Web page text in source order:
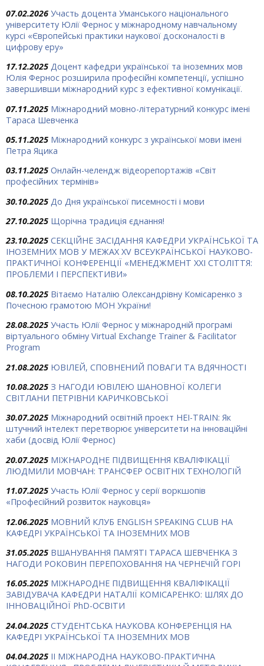
07.02.2026 Участь доцента Уманського національного
університету Юлії Фернос у міжнародному навчальному
курсі «Європейські практики наукової досконалості в
цифрову еру»
17.12.2025 Доцент кафедри української та іноземних мов
Юлія Фернос розширила професійні компетенції, успішно
завершивши міжнародний курс з ефективної комунікації.
07.11.2025 Міжнародний мовно-літературний конкурс імені
Тараса Шевченка
05.11.2025 Міжнародний конкурс з української мови імені
Петра Яцика
03.11.2025 Онлайн-челендж відеорепортажів «Світ
професійних термінів»
30.10.2025 До Дня української писемності і мови
27.10.2025 Щорічна традиція єднання!
23.10.2025 СЕКЦІЙНЕ ЗАСІДАННЯ КАФЕДРИ УКРАЇНСЬКОЇ ТА
ІНОЗЕМНИХ МОВ У МЕЖАХ ХV ВСЕУКРАЇНСЬКОЇ НАУКОВО-
ПРАКТИЧНОЇ КОНФЕРЕНЦІЇ «МЕНЕДЖМЕНТ XXI СТОЛІТТЯ:
ПРОБЛЕМИ І ПЕРСПЕКТИВИ»
08.10.2025 Вітаємо Наталію Олександрівну Комісаренко з
Почесною грамотою МОН України!
28.08.2025 Участь Юлії Фернос у міжнародній програмі
віртуального обміну Virtual Exchange Trainer & Facilitator
Program
21.08.2025 ЮВІЛЕЙ, СПОВНЕНИЙ ПОВАГИ ТА ВДЯЧНОСТІ
10.08.2025 З НАГОДИ ЮВІЛЕЮ ШАНОВНОЇ КОЛЕГИ
СВІТЛАНИ ПЕТРІВНИ КАРИЧКОВСЬКОЇ
30.07.2025 Міжнародний освітній проект HEI-TRAIN: Як
штучний інтелект перетворює університети на інноваційні
хаби (досвід Юлії Фернос)
20.07.2025 МІЖНАРОДНЕ ПІДВИЩЕННЯ КВАЛІФІКАЦІЇ
ЛЮДМИЛИ МОВЧАН: ТРАНСФЕР ОСВІТНІХ ТЕХНОЛОГІЙ
11.07.2025 Участь Юлії Фернос у серії воркшопів
«Професійний розвиток науковця»
12.06.2025 МОВНИЙ КЛУБ ENGLISH SPEAKING CLUB НА
КАФЕДРІ УКРАЇНСЬКОЇ ТА ІНОЗЕМНИХ МОВ
31.05.2025 ВШАНУВАННЯ ПАМ'ЯТІ ТАРАСА ШЕВЧЕНКА З
НАГОДИ РОКОВИН ПЕРЕПОХОВАННЯ НА ЧЕРНЕЧІЙ ГОРІ
16.05.2025 МІЖНАРОДНЕ ПІДВИЩЕННЯ КВАЛІФІКАЦІЇ
ЗАВІДУВАЧА КАФЕДРИ НАТАЛІЇ КОМІСАРЕНКО: ШЛЯХ ДО
ІННОВАЦІЙНОЇ PhD-ОСВІТИ
24.04.2025 СТУДЕНТСЬКА НАУКОВА КОНФЕРЕНЦІЯ НА
КАФЕДРІ УКРАЇНСЬКОЇ ТА ІНОЗЕМНИХ МОВ
04.04.2025 ІІ МІЖНАРОДНА НАУКОВО-ПРАКТИЧНА